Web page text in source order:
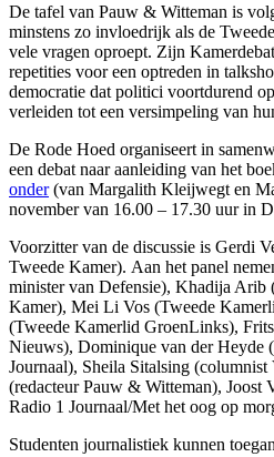
De tafel van Pauw & Witteman is
minstens zo invloedrijk als de
vele vragen oproept. Zijn
repetities voor een optreden in
democratie dat politici voortdurend
verleiden tot een versimpeling van
De Rode Hoed organiseert in
een debat naar aanleiding van het
onder(van Margalith Kleijwegt en
november van 16.00 – 17.30 uur in
Voorzitter van de discussie is Gerdi
Tweede Kamer). Aan het panel
minister van Defensie), Khadija Arib
Kamer), Mei Li Vos (Tweede
(Tweede Kamerlid GroenLinks),
Nieuws), Dominique van der Heyde
Journaal), Sheila Sitalsing
(redacteur Pauw & Witteman), Joost
Radio 1 Journaal/Met het oog op
Studenten journalistiek kunnen